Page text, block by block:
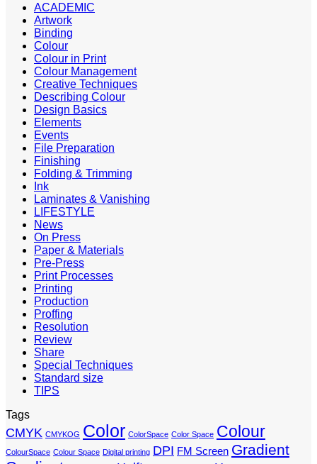
ACADEMIC
Artwork
Binding
Colour
Colour in Print
Colour Management
Creative Techniques
Describing Colour
Design Basics
Elements
Events
File Preparation
Finishing
Folding & Trimming
Ink
Laminates & Vanishing
LIFESTYLE
News
On Press
Paper & Materials
Pre-Press
Print Processes
Printing
Production
Proffing
Resolution
Review
Share
Special Techniques
Standard size
TIPS
Tags
CMYK CMYKOG Color ColorSpace Color Space Colour
ColourSpace Colour Space Digital printing DPI FM Screen Gradient